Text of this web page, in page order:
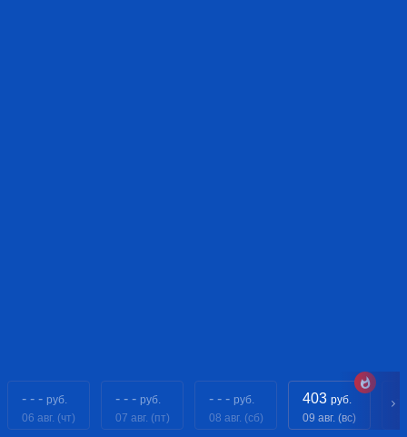
- - - руб.
06 авг. (чт)
- - - руб.
07 авг. (пт)
- - - руб.
08 авг. (сб)
403 руб.
09 авг. (вс)